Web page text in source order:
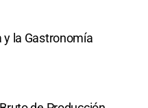
y la Gastronomía